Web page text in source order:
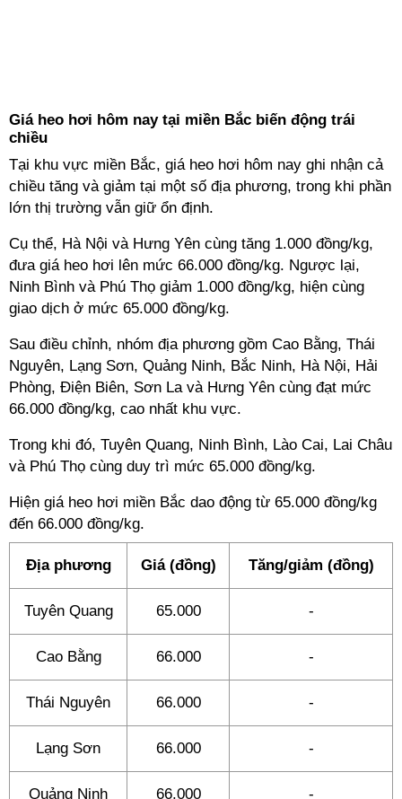
Giá heo hơi hôm nay tại miền Bắc biến động trái
chiều
Tại khu vực miền Bắc, giá heo hơi hôm nay ghi nhận cả
chiều tăng và giảm tại một số địa phương, trong khi phần
lớn thị trường vẫn giữ ổn định.
Cụ thể, Hà Nội và Hưng Yên cùng tăng 1.000 đồng/kg,
đưa giá heo hơi lên mức 66.000 đồng/kg. Ngược lại,
Ninh Bình và Phú Thọ giảm 1.000 đồng/kg, hiện cùng
giao dịch ở mức 65.000 đồng/kg.
Sau điều chỉnh, nhóm địa phương gồm Cao Bằng, Thái
Nguyên, Lạng Sơn, Quảng Ninh, Bắc Ninh, Hà Nội, Hải
Phòng, Điện Biên, Sơn La và Hưng Yên cùng đạt mức
66.000 đồng/kg, cao nhất khu vực.
Trong khi đó, Tuyên Quang, Ninh Bình, Lào Cai, Lai Châu
và Phú Thọ cùng duy trì mức 65.000 đồng/kg.
Hiện giá heo hơi miền Bắc dao động từ 65.000 đồng/kg
đến 66.000 đồng/kg.
Địa phương Giá (đồng) Tăng/giảm (đồng)
Tuyên Quang 65.000 -
Cao Bằng 66.000 -
Thái Nguyên 66.000 -
Lạng Sơn 66.000 -
Quảng Ninh 66.000 -